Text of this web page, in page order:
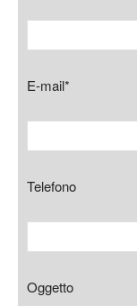
E-mail*
Telefono
Oggetto